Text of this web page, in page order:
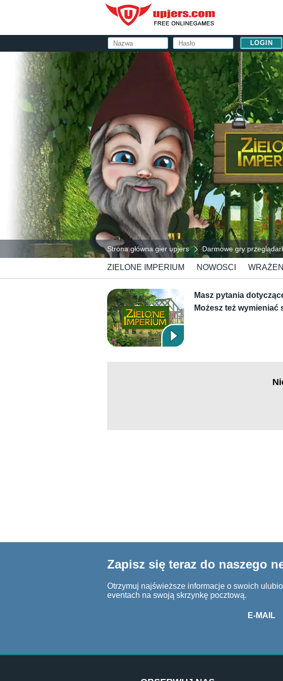
Strona główna gier upjers Darmowe gry
ZIELONE IMPERIUM NOWOSCI
Masz pytania
Możesz też wymieniać
Zapisz się teraz do naszego
Otrzymuj najświeższe informacje o swoich
eventach na swoją skrzynkę pocztową.
E-MAIL